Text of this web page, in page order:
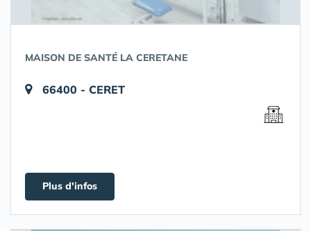
MAISON DE SANTÉ LA CERETANE
66400 - CERET
Plus d'infos